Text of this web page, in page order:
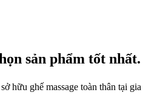
sản phẩm tốt nhất.
hữu ghế massage toàn thân tại gia